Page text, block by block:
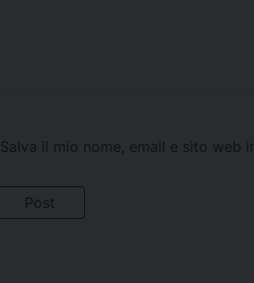
Salva il mio nome, email e sito web